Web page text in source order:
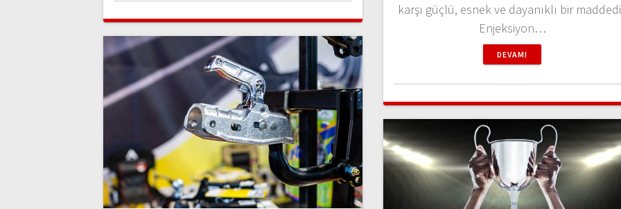
karşı güçlü, esnek ve dayanıklı bir
Enjeksiyon…
DEVAMI